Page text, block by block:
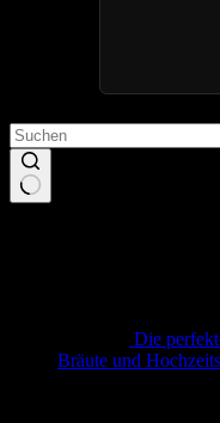
Die
Bräute und